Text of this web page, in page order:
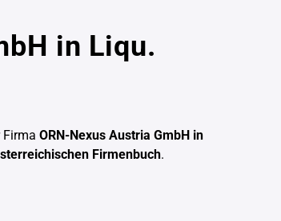
in Liqu.
Firma ORN-Nexus Austria GmbH in
Firmenbuch.